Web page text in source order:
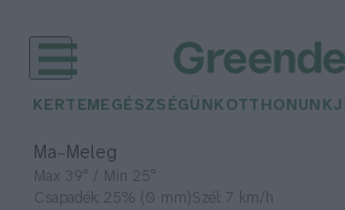
KERTEM EGÉSZSÉGÜNK OTTHONUNK
Ma– Meleg
Max 39° / Min 25°
Csapadék: 25% (0 mm)Szél: 7 km/h